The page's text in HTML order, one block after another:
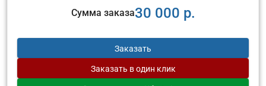
Сумма заказа30 000 р.
Заказать
Заказать в один клик